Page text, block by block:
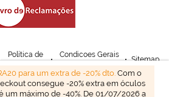
para um extra de -20% dto. Com o
consegue -20% extra em óculos
um máximo de -40%. De 01/07/2026 a
Política de
Cookies
Condicoes Gerais
de Venda
Sitemap
Mais Optica. 2026